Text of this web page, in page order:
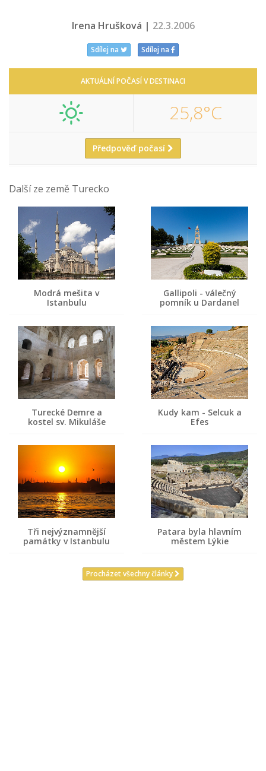
Irena Hrušková | 22.3.2006
Sdílej na Sdílej na
AKTUÁLNÍ POČASÍ V DESTINACI
25,8°C
Předpověď počasí
Další ze země Turecko
Modrá mešita v
Istanbulu
Gallipoli - válečný
pomník u Dardanel
Turecké Demre a
kostel sv. Mikuláše
Kudy kam - Selcuk a
Efes
Tři nejvýznamnější
památky v Istanbulu
Patara byla hlavním
městem Lýkie
Procházet všechny články